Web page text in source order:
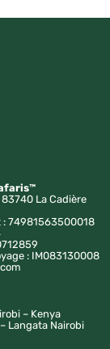
La Cadière
: 74981563500018
: IM083130008
– Kenya
Langata Nairobi